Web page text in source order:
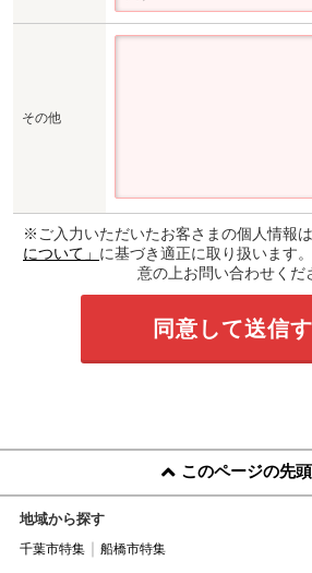
その他
※ご入力いただいたお客さまの個人情報は
について」 に基づき適正に取り扱います
意の上お問い合わせくだ
このページの先
地域から探す
千葉市特集 船橋市特集